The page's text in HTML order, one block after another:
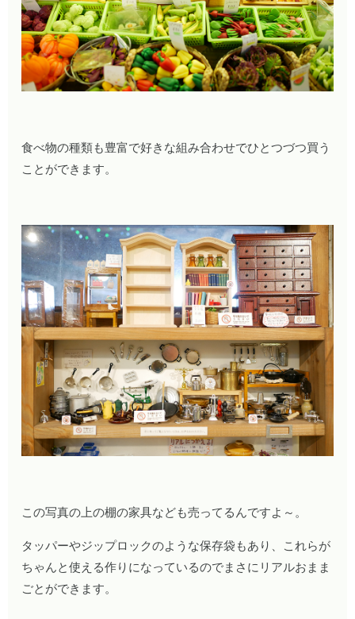
食べ物の種類も豊富で好きな組み合わせでひとつづつ買う
ことができます。
この写真の上の棚の家具なども売ってるんですよ～。
タッパーやジップロックのような保存袋もあり、これらが
ちゃんと使える作りになっているのでまさにリアルおまま
ごとができます。